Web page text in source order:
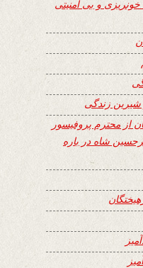
و بی امنیتی
زندگی
از محترم پروفیسور
شاه در باره